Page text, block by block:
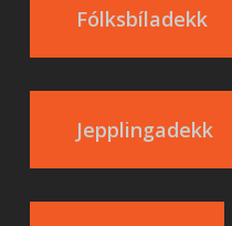
Fólksbíladekk
Jepplingadekk